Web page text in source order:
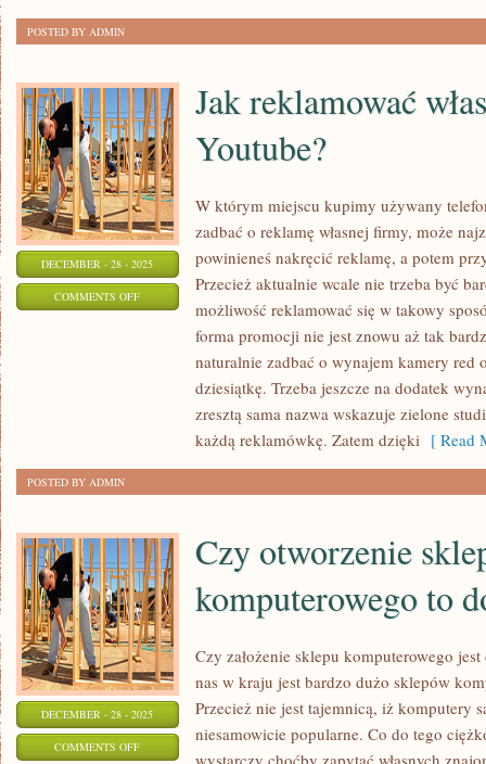
POSTED BY ADMIN
DECEMBER - 28 - 2025
COMMENTS OFFON
Jak reklamować
Youtube?
W którym miejscu kupimy używany
zadbać o reklamę własnej firmy, może
powinieneś nakręcić reklamę, a potem
Przecież aktualnie wcale nie trzeba być
możliwość reklamować się w takowy
forma promocji nie jest znowu aż tak
naturalnie zadbać o wynajem kamery red
dziesiątkę. Trzeba jeszcze na dodatek
zresztą sama nazwa wskazuje zielone
każdą reklamówkę. Zatem dzięki [ Read
POSTED BY ADMIN
DECEMBER - 28 - 2025
COMMENTS OFFON
Czy otworzenie
komputerowego to
Czy założenie sklepu komputerowego
nas w kraju jest bardzo dużo sklepów
Przecież nie jest tajemnicą, iż komputery
niesamowicie popularne. Co do tego
wystarczy choćby zapytać własnych